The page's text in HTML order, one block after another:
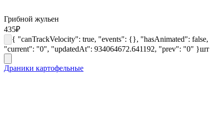
Грибной жульен
435₽
{ "canTrackVelocity": true, "events": {}, "hasAnimated": false,
"current": "0", "updatedAt": 934064672.641192, "prev": "0" }шт
Драники картофельные